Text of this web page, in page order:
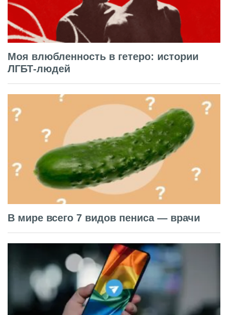
Моя влюбленность в гетеро: истории
ЛГБТ-людей
В мире всего 7 видов пениса — врачи